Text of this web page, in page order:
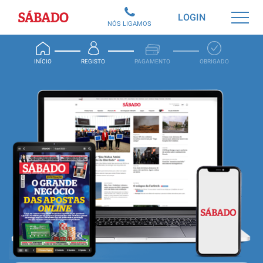
Sábado
INÍCIO REGISTO PAGAMENTO OBRIGADO
LOGIN
NÓS LIGAMOS